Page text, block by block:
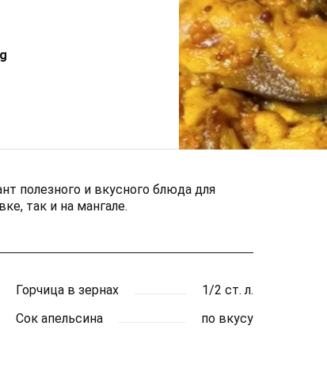
полезного и вкусного блюда для
так и на мангале.
Горчица в зернах
1/2 ст. л.
Сок апельсина
по вкусу